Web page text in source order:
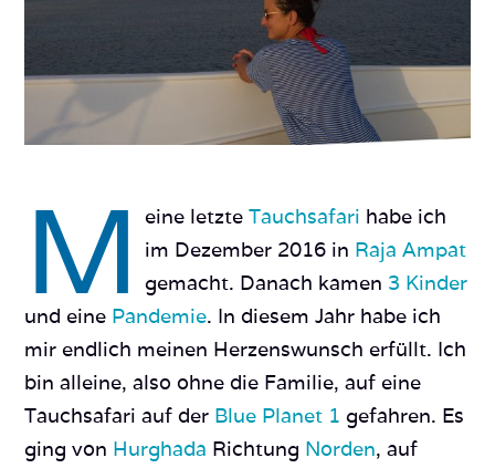
M eine letzteTauchsafari habe ich
im Dezember 2016 in Raja Ampat
gemacht. Danach kamen 3 Kinder
und eine Pandemie. In diesem Jahr habe ich
mir endlich meinen Herzenswunsch erfüllt. Ich
bin alleine, also ohne die Familie, auf eine
Tauchsafari auf der Blue Planet 1 gefahren. Es
ging von Hurghada Richtung Norden, auf